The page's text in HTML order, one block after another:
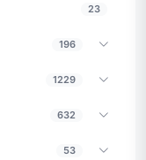
23
196
1229
632
53